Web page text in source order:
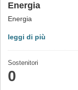
Energia
Energia
leggi di più
Sostenitori
0